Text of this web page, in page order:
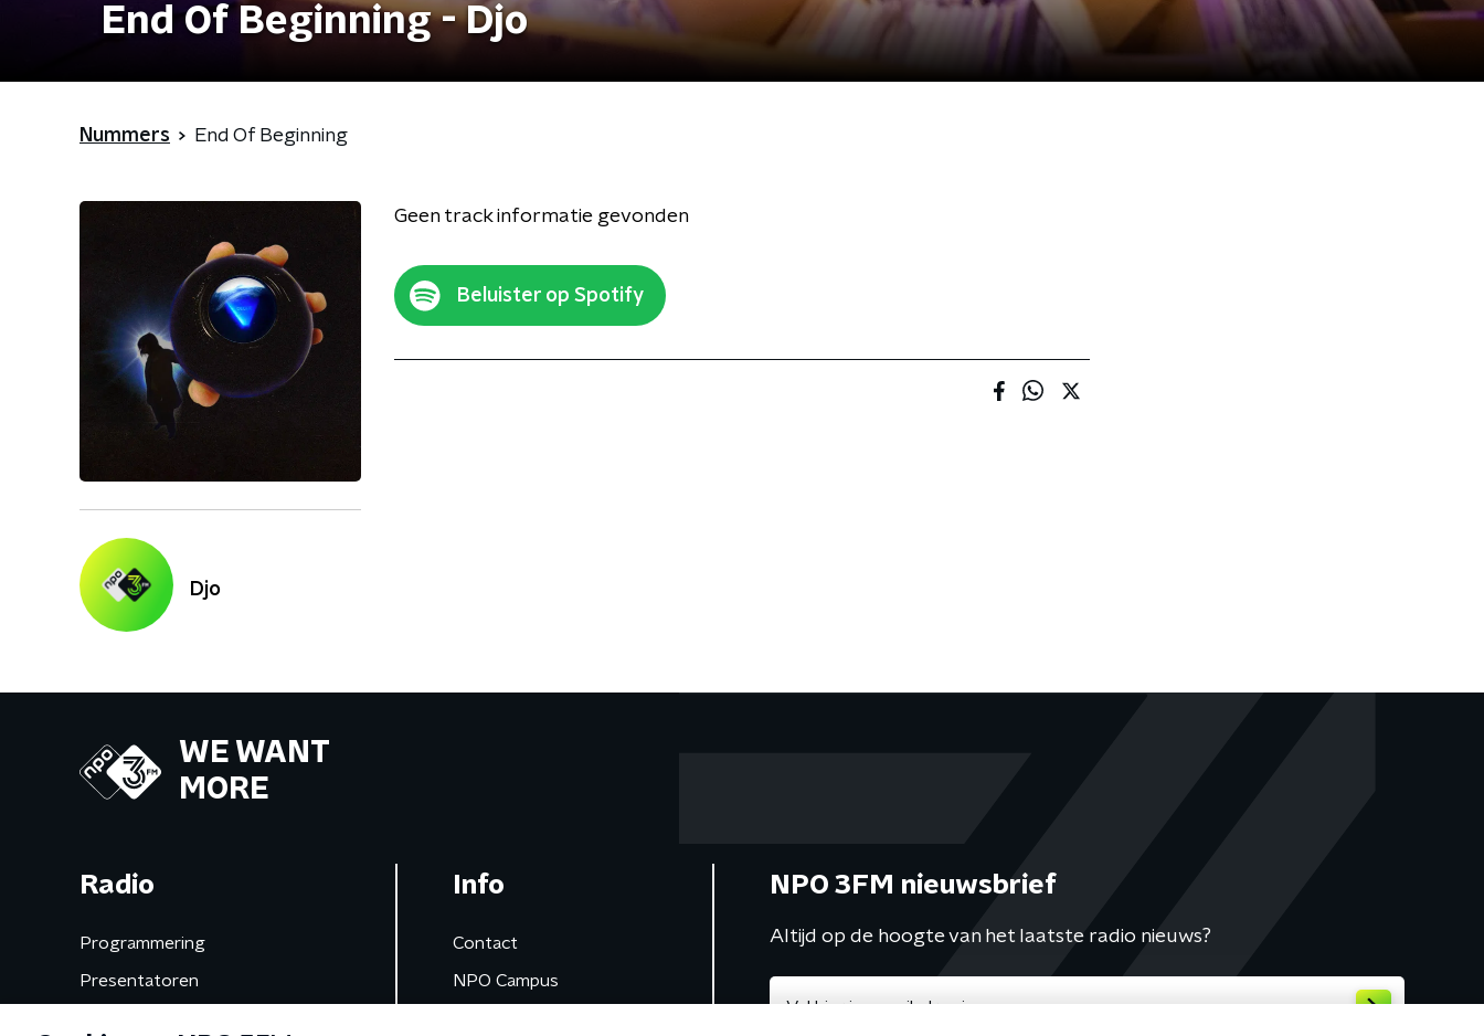
End Of Beginning - Djo
Nummers End Of Beginning
Djo
Geen track informatie gevonden
Beluister op Spotify
WE WANT
MORE
Radio
Programmering
Presentatoren
Info
Contact
NPO Campus
NPO 3FM nieuwsbrief
Altijd op de hoogte van het laatste radio nieuws?